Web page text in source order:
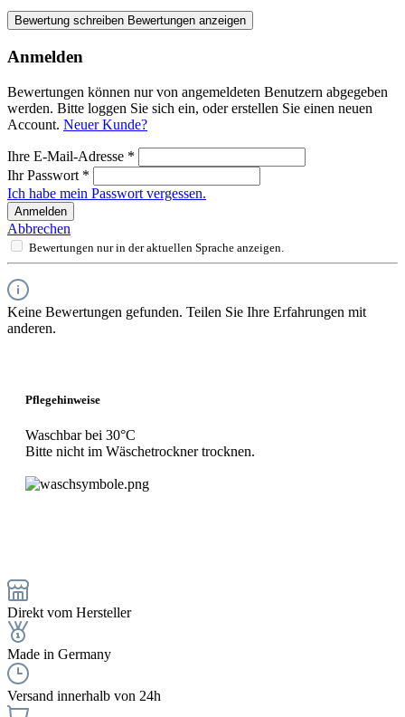
Bewertung schreiben Bewertungen anzeigen
Anmelden
Bewertungen können nur von angemeldeten Benutzern abgegeben
werden. Bitte loggen Sie sich ein, oder erstellen Sie einen neuen
Account. Neuer Kunde?
Ihre E-Mail-Adresse *
Ihr Passwort *
Ich habe mein Passwort vergessen.
Anmelden
Abbrechen
Bewertungen nur in der aktuellen Sprache anzeigen.
Keine Bewertungen gefunden. Teilen Sie Ihre Erfahrungen mit
anderen.
Pflegehinweise
Waschbar bei 30°C
Bitte nicht im Wäschetrockner trocknen.
Direkt vom Hersteller
Made in Germany
Versand innerhalb von 24h